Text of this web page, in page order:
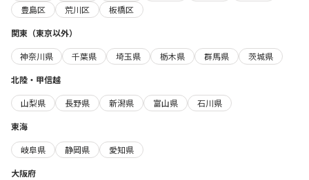
豊島区
荒川区
板橋区
関東（東京以外）
神奈川県
千葉県 埼玉県 栃木県 群馬県
茨城県
北陸・甲信越
山梨県
長野県 新潟県 富山県
石川県
東海
岐阜県
静岡県
愛知県
大阪府